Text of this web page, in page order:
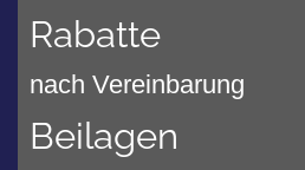
Rabatte
nach Vereinbarung
Beilagen